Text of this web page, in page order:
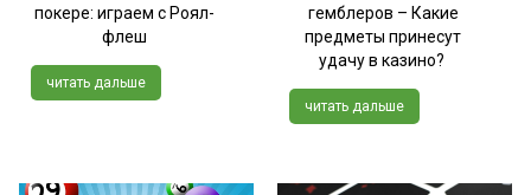
покере: играем с Роял-
флеш
читать дальше
гемблеров – Какие
предметы принесут
удачу в казино?
читать дальше